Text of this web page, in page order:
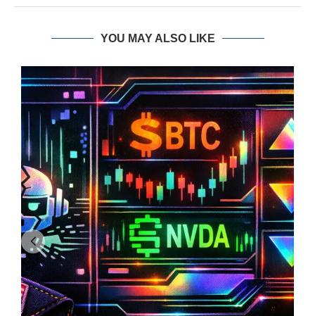
YOU MAY ALSO LIKE